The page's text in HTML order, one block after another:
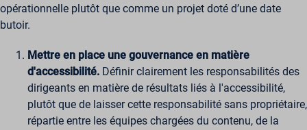
opérationnelle plutôt que comme un projet doté d’une date
butoir.
Mettre en place une gouvernance en matière
d'accessibilité. Définir clairement les responsabilités des
dirigeants en matière de résultats liés à l'accessibilité,
plutôt que de laisser cette responsabilité sans propriétaire,
répartie entre les équipes chargées du contenu, de la